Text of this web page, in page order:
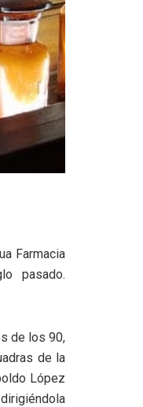
Farmacia
pasado.
de los 90,
de la
López